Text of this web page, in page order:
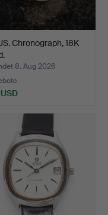
Chronograph, 18K
8. Aug 2026